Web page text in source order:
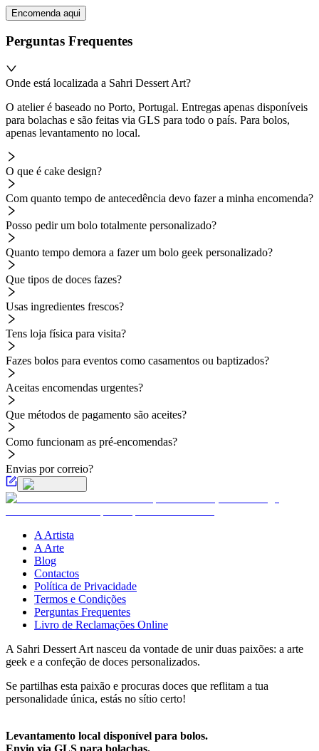
Encomenda aqui
Perguntas Frequentes
Onde está localizada a Sahri Dessert Art?
O atelier é baseado no Porto, Portugal. Entregas apenas disponíveis
para bolachas e são feitas via GLS para todo o país. Para bolos,
apenas levantamento no local.
O que é cake design?
Com quanto tempo de antecedência devo fazer a minha encomenda?
Posso pedir um bolo totalmente personalizado?
Quanto tempo demora a fazer um bolo geek personalizado?
Que tipos de doces fazes?
Usas ingredientes frescos?
Tens loja física para visita?
Fazes bolos para eventos como casamentos ou baptizados?
Aceitas encomendas urgentes?
Que métodos de pagamento são aceites?
Como funcionam as pré-encomendas?
Envias por correio?
A Artista
A Arte
Blog
Contactos
Política de Privacidade
Termos e Condições
Perguntas Frequentes
Livro de Reclamações Online
A Sahri Dessert Art nasceu da vontade de unir duas paixões: a arte
geek e a confeção de doces personalizados.
Se partilhas esta paixão e procuras doces que reflitam a tua
personalidade única, estás no sítio certo!
Levantamento local disponível para bolos.
Envio via GLS para bolachas.